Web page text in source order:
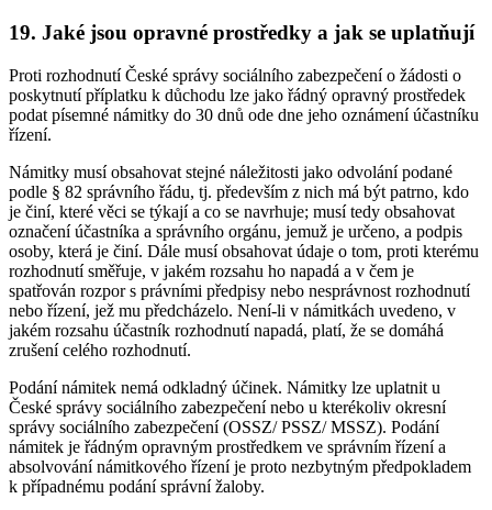
19. Jaké jsou opravné prostředky a jak se uplatňují
Proti rozhodnutí České správy sociálního zabezpečení o žádosti o
poskytnutí příplatku k důchodu lze jako řádný opravný prostředek
podat písemné námitky do 30 dnů ode dne jeho oznámení účastníku
řízení.
Námitky musí obsahovat stejné náležitosti jako odvolání podané
podle § 82 správního řádu, tj. především z nich má být patrno, kdo
je činí, které věci se týkají a co se navrhuje; musí tedy obsahovat
označení účastníka a správního orgánu, jemuž je určeno, a podpis
osoby, která je činí. Dále musí obsahovat údaje o tom, proti kterému
rozhodnutí směřuje, v jakém rozsahu ho napadá a v čem je
spatřován rozpor s právními předpisy nebo nesprávnost rozhodnutí
nebo řízení, jež mu předcházelo. Není-li v námitkách uvedeno, v
jakém rozsahu účastník rozhodnutí napadá, platí, že se domáhá
zrušení celého rozhodnutí.
Podání námitek nemá odkladný účinek. Námitky lze uplatnit u
České správy sociálního zabezpečení nebo u kterékoliv okresní
správy sociálního zabezpečení (OSSZ/ PSSZ/ MSSZ). Podání
námitek je řádným opravným prostředkem ve správním řízení a
absolvování námitkového řízení je proto nezbytným předpokladem
k případnému podání správní žaloby.